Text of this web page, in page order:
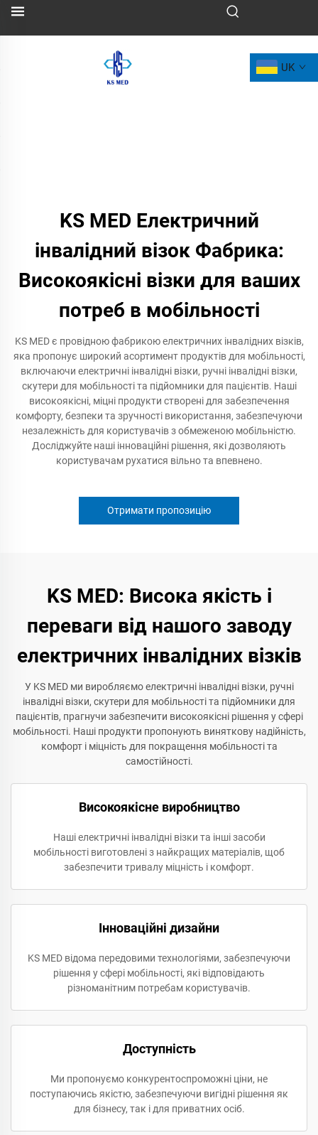
UK
KS MED Електричний
інвалідний візок Фабрика:
Високоякісні візки для ваших
потреб в мобільності
KS MED є провідною фабрикою електричних інвалідних візків,
яка пропонує широкий асортимент продуктів для мобільності,
включаючи електричні інвалідні візки, ручні інвалідні візки,
скутери для мобільності та підйомники для пацієнтів. Наші
високоякісні, міцні продукти створені для забезпечення
комфорту, безпеки та зручності використання, забезпечуючи
незалежність для користувачів з обмеженою мобільністю.
Досліджуйте наші інноваційні рішення, які дозволяють
користувачам рухатися вільно та впевнено.
Отримати пропозицію
KS MED: Висока якість і
переваги від нашого заводу
електричних інвалідних візків
У KS MED ми виробляємо електричні інвалідні візки, ручні
інвалідні візки, скутери для мобільності та підйомники для
пацієнтів, прагнучи забезпечити високоякісні рішення у сфері
мобільності. Наші продукти пропонують виняткову надійність,
комфорт і міцність для покращення мобільності та
самостійності.
Високоякісне виробництво
Наші електричні інвалідні візки та інші засоби
мобільності виготовлені з найкращих матеріалів, щоб
забезпечити тривалу міцність і комфорт.
Інноваційні дизайни
KS MED відома передовими технологіями, забезпечуючи
рішення у сфері мобільності, які відповідають
різноманітним потребам користувачів.
Доступність
Ми пропонуємо конкурентоспроможні ціни, не
поступаючись якістю, забезпечуючи вигідні рішення як
для бізнесу, так і для приватних осіб.